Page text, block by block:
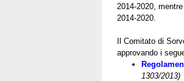
2014-2020,
2014-2020.
Il Comitato di
approvando i
1303/2013)